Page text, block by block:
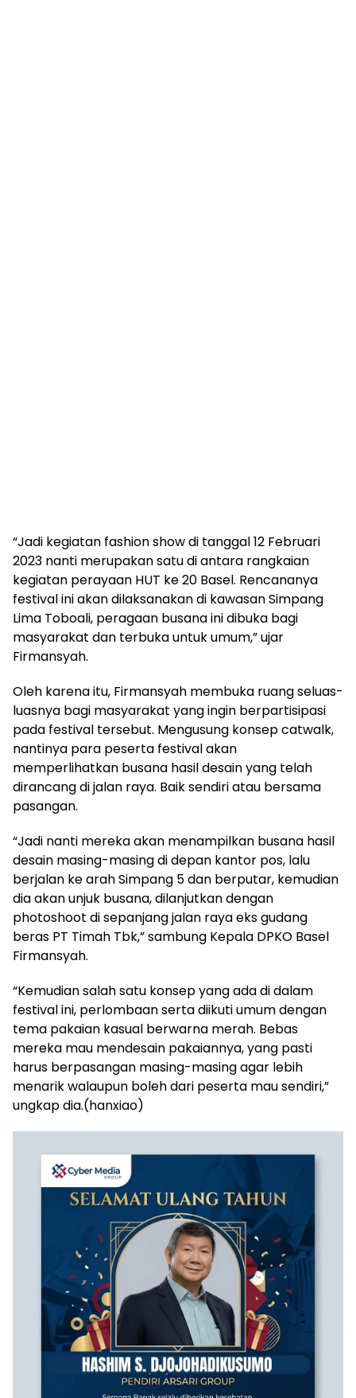
“Jadi kegiatan fashion show di tanggal 12 Februari
2023 nanti merupakan satu di antara rangkaian
kegiatan perayaan HUT ke 20 Basel. Rencananya
festival ini akan dilaksanakan di kawasan Simpang
Lima Toboali, peragaan busana ini dibuka bagi
masyarakat dan terbuka untuk umum,” ujar
Firmansyah.
Oleh karena itu, Firmansyah membuka ruang seluas-
luasnya bagi masyarakat yang ingin berpartisipasi
pada festival tersebut. Mengusung konsep catwalk,
nantinya para peserta festival akan
memperlihatkan busana hasil desain yang telah
dirancang di jalan raya. Baik sendiri atau bersama
pasangan.
“Jadi nanti mereka akan menampilkan busana hasil
desain masing-masing di depan kantor pos, lalu
berjalan ke arah Simpang 5 dan berputar, kemudian
dia akan unjuk busana, dilanjutkan dengan
photoshoot di sepanjang jalan raya eks gudang
beras PT Timah Tbk,” sambung Kepala DPKO Basel
Firmansyah.
“Kemudian salah satu konsep yang ada di dalam
festival ini, perlombaan serta diikuti umum dengan
tema pakaian kasual berwarna merah. Bebas
mereka mau mendesain pakaiannya, yang pasti
harus berpasangan masing-masing agar lebih
menarik walaupun boleh dari peserta mau sendiri,”
ungkap dia.(hanxiao)